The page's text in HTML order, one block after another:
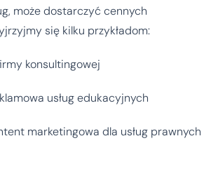
może dostarczyć cennych
się kilku przykładom:
konsultingowej
usług edukacyjnych
marketingowa dla usług prawnych